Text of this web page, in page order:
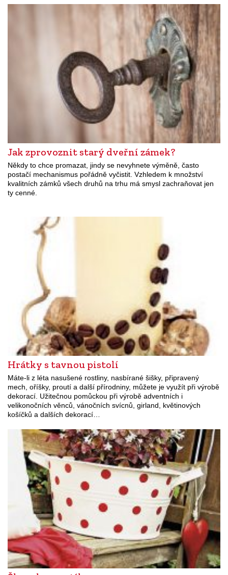
Jak zprovoznit starý dveřní zámek?
Někdy to chce promazat, jindy se nevyhnete výměně, často
postačí mechanismus pořádně vyčistit. Vzhledem k množství
kvalitních zámků všech druhů na trhu má smysl zachraňovat jen
ty cenné.
Hrátky s tavnou pistolí
Máte-li z léta nasušené rostliny, nasbírané šišky, připravený
mech, oříšky, proutí a další přírodniny, můžete je využít při výrobě
dekorací. Užitečnou pomůckou při výrobě adventních i
velikonočních věnců, vánočních svícnů, girland, květinových
košíčků a dalších dekorací…